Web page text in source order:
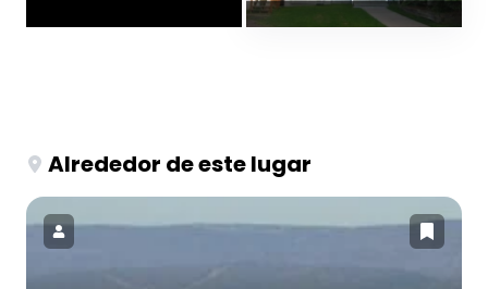
Alrededor de este lugar